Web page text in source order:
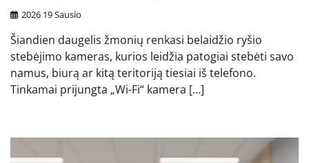
2026 19 Sausio
Šiandien daugelis žmonių renkasi belaidžio ryšio
stebėjimo kameras, kurios leidžia patogiai stebėti savo
namus, biurą ar kitą teritoriją tiesiai iš telefono.
Tinkamai prijungta „Wi-Fi“ kamera […]